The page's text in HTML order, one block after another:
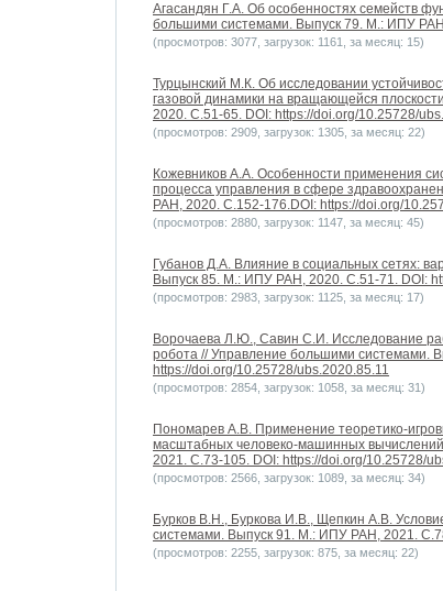
Агасандян Г.А. Об особенностях семейств
большими системами. Выпуск 79. М.: ИПУ
(просмотров: 3077, загрузок: 1161, за месяц: 15)
Турцынский М.К. Об исследовании
газовой динамики на вращающейся
2020. С.51-65. DOI: https://doi.org/10.25728/
(просмотров: 2909, загрузок: 1305, за месяц: 22)
Кожевников А.А. Особенности применения
процесса управления в сфере
РАН, 2020. С.152-176.DOI: https://doi.org/
(просмотров: 2880, загрузок: 1147, за месяц: 45)
Губанов Д.А. Влияние в социальных сетях:
Выпуск 85. М.: ИПУ РАН, 2020. С.51-71. DOI:
(просмотров: 2983, загрузок: 1125, за месяц: 17)
Ворочаева Л.Ю., Савин С.И. Исследование
робота // Управление большими системами.
https://doi.org/10.25728/ubs.2020.85.11
(просмотров: 2854, загрузок: 1058, за месяц: 31)
Пономарев А.В. Применение теоретико-
масштабных человеко-машинных
2021. С.73-105. DOI: https://doi.org/10.25728/
(просмотров: 2566, загрузок: 1089, за месяц: 34)
Бурков В.Н., Буркова И.В., Щепкин А.В.
системами. Выпуск 91. М.: ИПУ РАН, 2021.
(просмотров: 2255, загрузок: 875, за месяц: 22)